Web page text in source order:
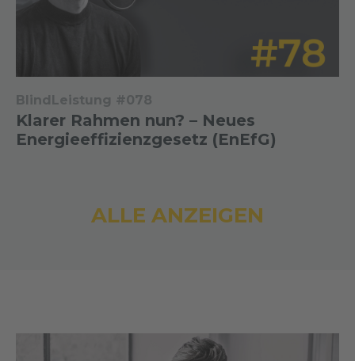
BlindLeistung #078
Klarer Rahmen nun? – Neues
Energieeffizienzgesetz (EnEfG)
ALLE ANZEIGEN